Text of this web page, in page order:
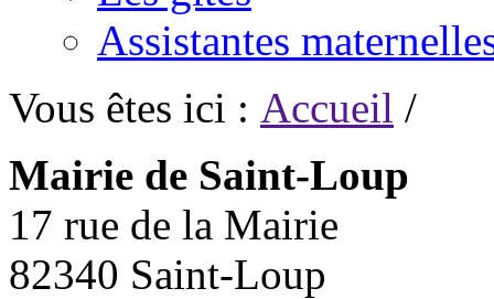
Assistantes
Vous êtes ici : Accueil /
Mairie de Saint-Loup
17 rue de la Mairie
82340 Saint-Loup